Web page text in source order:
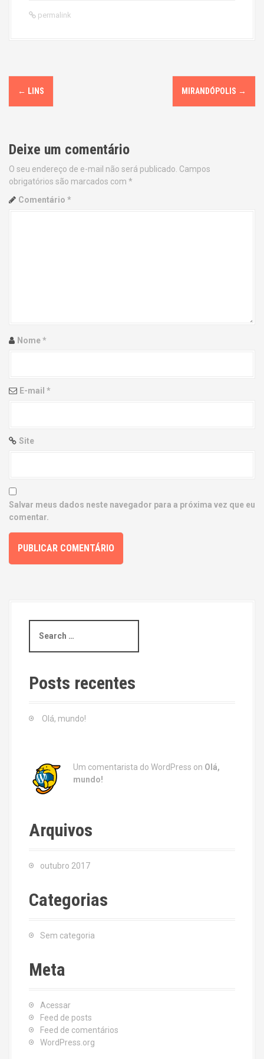
permalink
P
o
t
n
a
i
n
← LINS MIRANDÓPOLIS →
Deixe um comentário
O seu endereço de e-mail não será publicado. Campos
obrigatórios são marcados com *
Comentário *
Nome*
E-mail *
Site
Salvar meus dados neste navegador para a próxima vez que eu
comentar.
a
c
h
Posts recentes
Olá, mundo!
Um comentarista do WordPress on Olá,
mundo!
Arquivos
outubro 2017
Categorias
Sem categoria
Meta
Acessar
Feed de posts
Feed de comentários
WordPress.org